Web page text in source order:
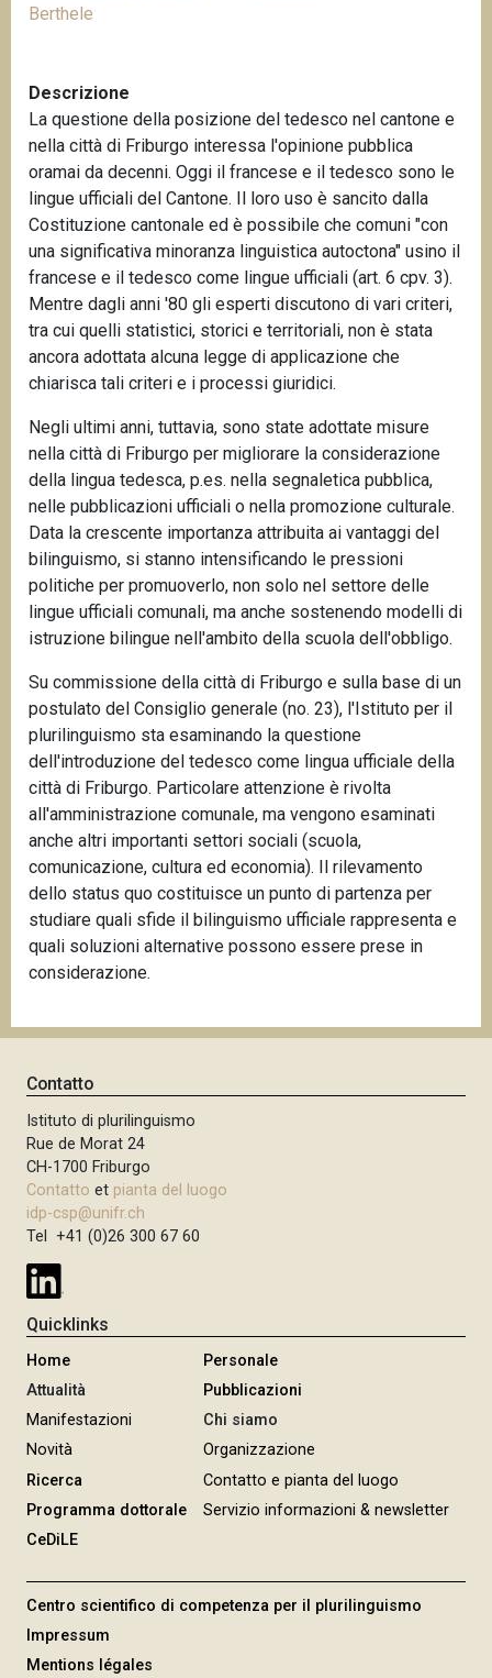
Berthele
Descrizione
La questione della posizione del tedesco nel cantone e
nella città di Friburgo interessa l'opinione pubblica
oramai da decenni. Oggi il francese e il tedesco sono le
lingue ufficiali del Cantone. Il loro uso è sancito dalla
Costituzione cantonale ed è possibile che comuni "con
una significativa minoranza linguistica autoctona" usino il
francese e il tedesco come lingue ufficiali (art. 6 cpv. 3).
Mentre dagli anni '80 gli esperti discutono di vari criteri,
tra cui quelli statistici, storici e territoriali, non è stata
ancora adottata alcuna legge di applicazione che
chiarisca tali criteri e i processi giuridici.
Negli ultimi anni, tuttavia, sono state adottate misure
nella città di Friburgo per migliorare la considerazione
della lingua tedesca, p.es. nella segnaletica pubblica,
nelle pubblicazioni ufficiali o nella promozione culturale.
Data la crescente importanza attribuita ai vantaggi del
bilinguismo, si stanno intensificando le pressioni
politiche per promuoverlo, non solo nel settore delle
lingue ufficiali comunali, ma anche sostenendo modelli di
istruzione bilingue nell'ambito della scuola dell'obbligo.
Su commissione della città di Friburgo e sulla base di un
postulato del Consiglio generale (no. 23), l'Istituto per il
plurilinguismo sta esaminando la questione
dell'introduzione del tedesco come lingua ufficiale della
città di Friburgo. Particolare attenzione è rivolta
all'amministrazione comunale, ma vengono esaminati
anche altri importanti settori sociali (scuola,
comunicazione, cultura ed economia). Il rilevamento
dello status quo costituisce un punto di partenza per
studiare quali sfide il bilinguismo ufficiale rappresenta e
quali soluzioni alternative possono essere prese in
considerazione.
Contatto
Istituto di plurilinguismo
Rue de Morat 24
CH-1700 Friburgo
Contatto et pianta del luogo
idp-csp@unifr.ch
Tel +41 (0)26 300 67 60
Quicklinks
Home
Attualità
Manifestazioni
Novità
Ricerca
Programma dottorale
CeDiLE
Personale
Pubblicazioni
Chi siamo
Organizzazione
Contatto e pianta del luogo
Servizio informazioni & newsletter
Centro scientifico di competenza per il plurilinguismo
Impressum
Mentions légales